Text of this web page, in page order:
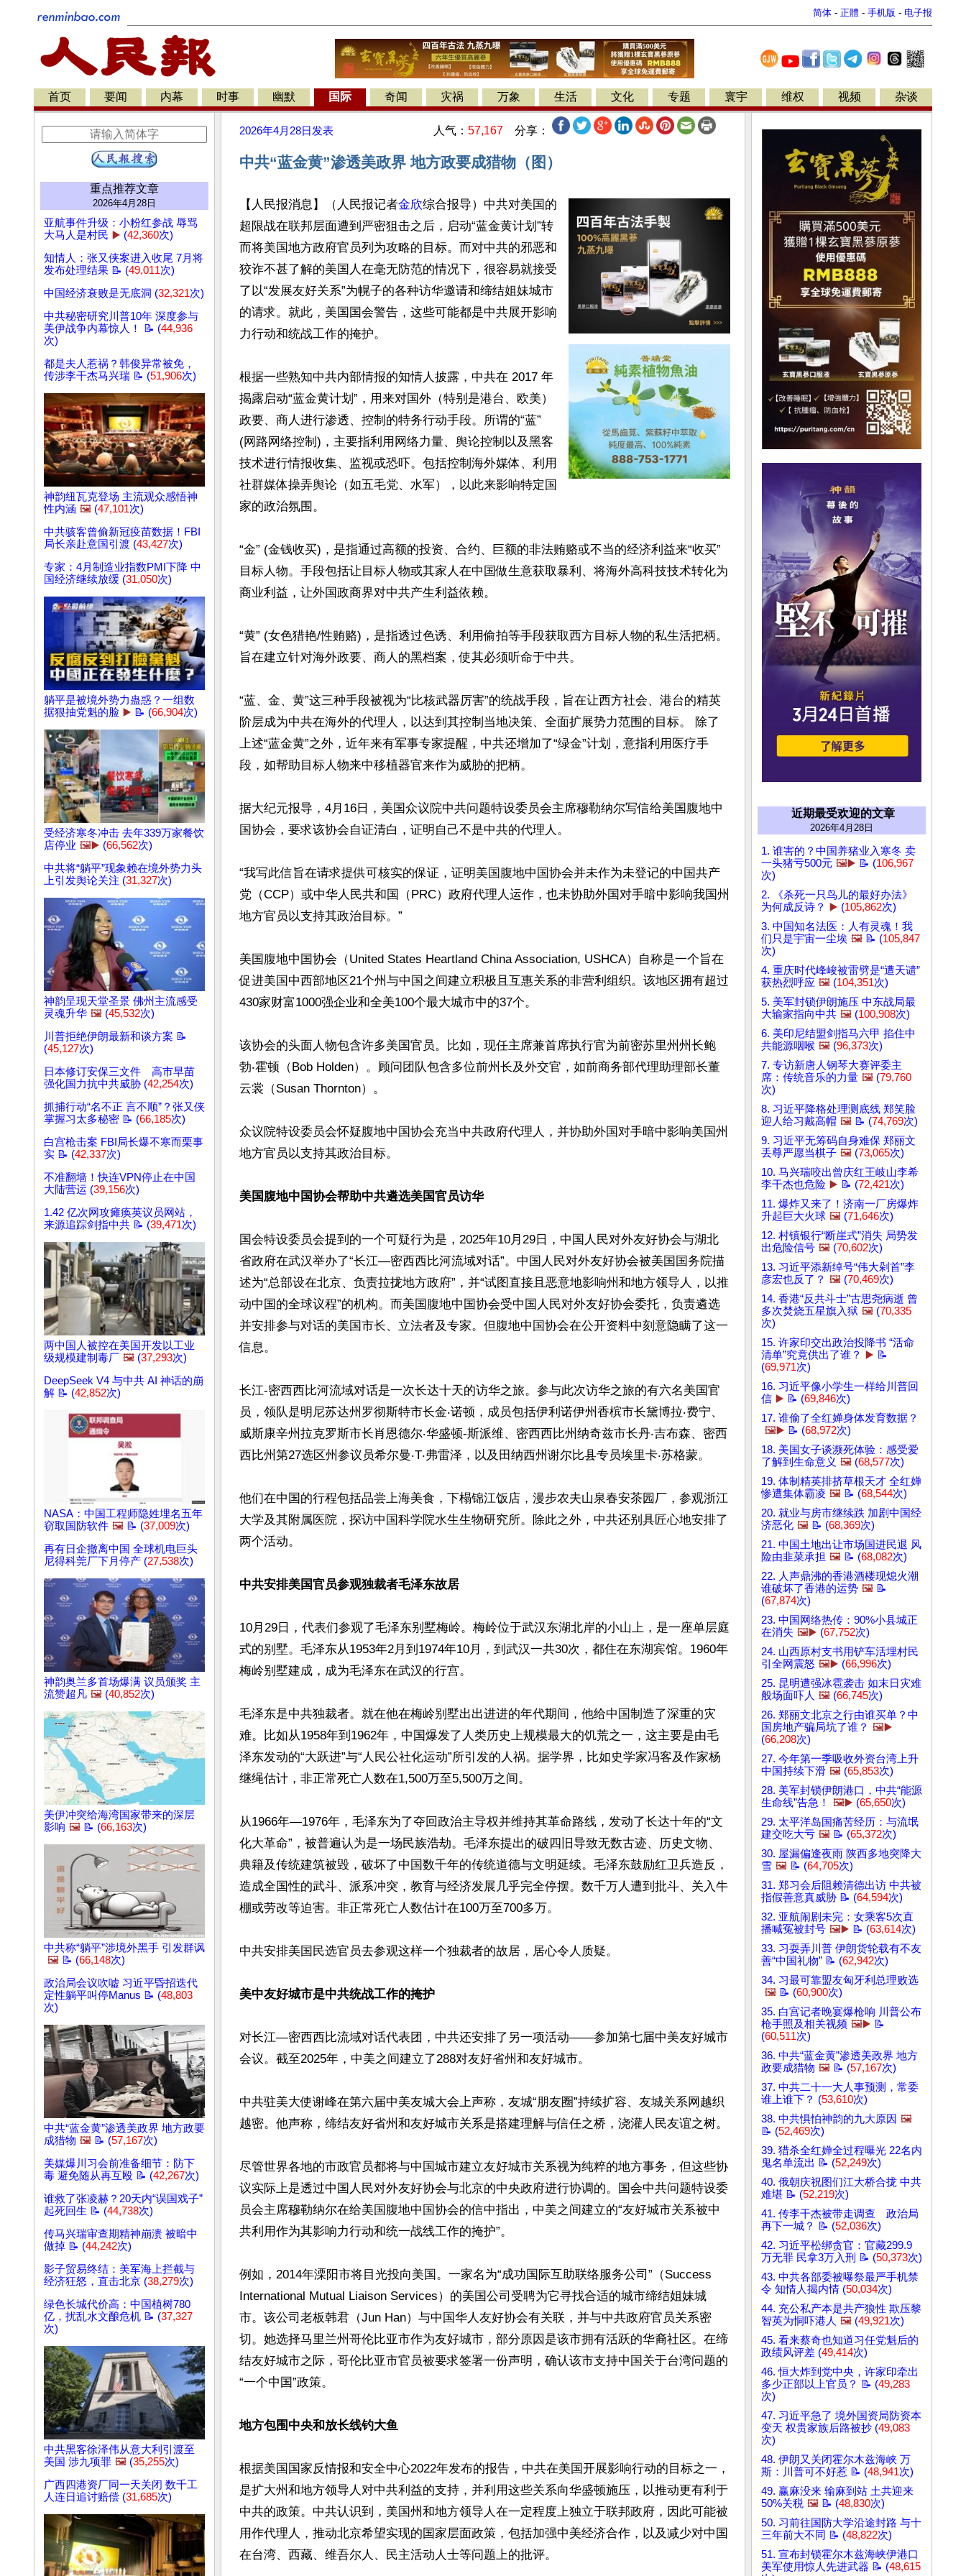
简体 - 正體 - 手机版 - 电子报
首页 要闻 内幕 时事 幽默 国际 奇闻 灾祸 万象 生活 文化 专题 寰宇 维权 视频 杂谈
重点推荐文章
2026年4月28日
亚航事件升级：小粉红参战 辱骂
大马人是村民 ▶️ (42,360次)
知情人：张又侠案进入收尾 7月将
发布处理结果 📝 (49,011次)
中国经济衰败是无底洞 (32,321次)
中共秘密研究川普10年 深度参与
美伊战争内幕惊人！ 📝 (44,936
次)
都是夫人惹祸？韩俊异常被免，
传涉李干杰马兴瑞 📝 (51,906次)
神韵纽瓦克登场 主流观众感悟神
性内涵 🖼️ (47,101次)
中共骇客曾偷新冠疫苗数据！FBI
局长亲赴意国引渡 (43,427次)
专家：4月制造业指数PMI下降 中
国经济继续放缓 (31,050次)
躺平是被境外势力蛊惑？一组数
据狠抽党魁的脸 ▶️ 📝 (66,904次)
受经济寒冬冲击 去年339万家餐饮
店停业 🖼️▶️ (66,562次)
中共将“躺平”现象赖在境外势力头
上引发舆论关注 (31,327次)
神韵呈现天堂圣景 佛州主流感受
灵魂升华 🖼️ (45,532次)
川普拒绝伊朗最新和谈方案 📝
(45,127次)
日本修订安保三文件 高市早苗
强化国力抗中共威胁 (42,254次)
抓捕行动“名不正 言不顺”？张又侠
掌握习太多秘密 📝 (66,185次)
白宫枪击案 FBI局长爆不寒而栗事
实 📝 (42,337次)
不准翻墙！快连VPN停止在中国
大陆营运 (39,156次)
1.42 亿次网攻瘫痪英议员网站，
来源追踪剑指中共 📝 (39,471次)
两中国人被控在美国开发以工业
级规模建制毒厂 🖼️ (37,293次)
DeepSeek V4 与中共 AI 神话的崩
解 📝 (42,852次)
NASA：中国工程师隐姓埋名五年
窃取国防软件 🖼️ 📝 (37,009次)
再有日企撤离中国 全球机电巨头
尼得科莞厂下月停产 (27,538次)
神韵奥兰多首场爆满 议员颁奖 主
流赞超凡 🖼️ (40,852次)
美伊冲突给海湾国家带来的深层
影响 🖼️ 📝 (66,163次)
中共称“躺平”涉境外黑手 引发群讽
🖼️ 📝 (66,148次)
政治局会议吹嘘 习近平昏招迭代
定性躺平叫停Manus 📝 (48,803
次)
中共“蓝金黄”渗透美政界 地方政要
成猎物 🖼️ 📝 (57,167次)
美媒爆川习会前准备细节：防下
毒 避免随从再互殴 📝 (42,267次)
谁救了张凌赫？20天内“误国戏子”
起死回生 📝 (44,738次)
传马兴瑞审查期精神崩溃 被暗中
做掉 📝 (44,242次)
影子贸易终结：美军海上拦截与
经济狂怒，直击北京 (38,279次)
绿色长城代价高：中国植树780
亿，扰乱水文酿危机 📝 (37,327
次)
中共黑客徐泽伟从意大利引渡至
美国 涉九项罪 🖼️ (35,255次)
广西四港资厂同一天关闭 数千工
人连日追讨赔偿 (31,685次)
2026年4月28日 发表 人气： 57,167 分享：
中共“蓝金黄”渗透美政界 地方政要成猎物（图）
【人民报消息】（人民报记者金欣综合报导）中共对美国的
超限战在联邦层面遭到严密狙击之后，启动“蓝金黄计划”转
而将美国地方政府官员列为攻略的目标。而对中共的邪恶和
狡诈不甚了解的美国人在毫无防范的情况下，很容易就接受
了以“发展友好关系”为幌子的各种访华邀请和缔结姐妹城市
的请求。就此，美国国会警告，这些可能都是中共展开影响
力行动和统战工作的掩护。
根据一些熟知中共内部情报的知情人披露，中共在 2017 年
揭露启动“蓝金黄计划”，用来对国外（特别是港台、欧美）
政要、商人进行渗透、控制的特务行动手段。所谓的“蓝”
(网路网络控制)，主要指利用网络力量、舆论控制以及黑客
技术进行情报收集、监视或恐吓。包括控制海外媒体、利用
社群媒体操弄舆论（如五毛党、水军），以此来影响特定国
家的政治氛围。
“金” (金钱收买)，是指通过高额的投资、合约、巨额的非法贿赂或不当的经济利益来“收买”
目标人物。手段包括让目标人物或其家人在中国做生意获取暴利、将海外高科技技术转化为
商业利益，让外国政商界对中共产生利益依赖。
“黄” (女色猎艳/性贿赂)，是指透过色诱、利用偷拍等手段获取西方目标人物的私生活把柄。
旨在建立针对海外政要、商人的黑档案，使其必须听命于中共。
“蓝、金、黄”这三种手段被视为“比核武器厉害”的统战手段，旨在让西方社会、港台的精英
阶层成为中共在海外的代理人，以达到其控制当地决策、全面扩展势力范围的目标。 除了
上述“蓝金黄”之外，近年来有军事专家提醒，中共还增加了“绿金”计划，意指利用医疗手
段，如帮助目标人物来中移植器官来作为威胁的把柄。
据大纪元报导，4月16日，美国众议院中共问题特设委员会主席穆勒纳尔写信给美国腹地中
国协会，要求该协会自证清白，证明自己不是中共的代理人。
“我写此信旨在请求提供可核实的保证，证明美国腹地中国协会并未作为未登记的中国共产
党（CCP）或中华人民共和国（PRC）政府代理人运作，也未协助外国对手暗中影响我国州
地方官员以支持其政治目标。”
美国腹地中国协会（United States Heartland China Association, USHCA）自称是一个旨在
促进美国中西部地区21个州与中国之间建立积极且互惠关系的非营利组织。该地区拥有超过
430家财富1000强企业和全美100个最大城市中的37个。
该协会的头面人物包含许多美国官员。比如，现任主席兼首席执行官为前密苏里州州长鲍
勃‧霍顿（Bob Holden）。顾问团队包含多位前州长及外交官，如前商务部代理助理部长董
云裳（Susan Thornton）。
众议院特设委员会怀疑腹地中国协会充当中共政府代理人，并协助外国对手暗中影响美国州
地方官员以支持其政治目标。
美国腹地中国协会帮助中共遴选美国官员访华
国会特设委员会提到的一个可疑行为是，2025年10月29日，中国人民对外友好协会与湖北
省政府在武汉举办了“长江—密西西比河流域对话”。中国人民对外友好协会被美国国务院描
述为“总部设在北京、负责拉拢地方政府”，并“试图直接且恶意地影响州和地方领导人，以推
动中国的全球议程”的机构。而美国腹地中国协会受中国人民对外友好协会委托，负责遴选
并安排参与对话的美国市长、立法者及专家。但腹地中国协会在公开资料中刻意隐瞒了这一
信息。
长江-密西西比河流域对话是一次长达十天的访华之旅。参与此次访华之旅的有六名美国官
员，领队是明尼苏达州罗彻斯特市长金‧诺顿，成员包括伊利诺伊州香槟市长黛博拉‧费宁、
威斯康辛州拉克罗斯市长肖恩德尔‧华盛顿-斯派维、密西西比州纳奇兹市长丹‧吉布森、密西
西比州第27选区州参议员希尔曼‧T‧弗雷泽，以及田纳西州谢尔比县专员埃里卡‧苏格蒙。
他们在中国的行程包括品尝上海美食，下榻锦江饭店，漫步农夫山泉春安茶园厂，参观浙江
大学及其附属医院，探访中国科学院水生生物研究所。除此之外，中共还别具匠心地安排了
两个活动。
中共安排美国官员参观独裁者毛泽东故居
10月29日，代表们参观了毛泽东别墅梅岭。梅岭位于武汉东湖北岸的小山上，是一座单层庭
式的别墅。毛泽东从1953年2月到1974年10月，到武汉一共30次，都住在东湖宾馆。1960年
梅岭别墅建成，成为毛泽东在武汉的行宫。
毛泽东是中共独裁者。就在他在梅岭别墅出出进进的年代期间，他给中国制造了深重的灾
难。比如从1958年到1962年，中国爆发了人类历史上规模最大的饥荒之一，这主要是由毛
泽东发动的“大跃进”与“人民公社化运动”所引发的人祸。据学界，比如史学家冯客及作家杨
继绳估计，非正常死亡人数在1,500万至5,500万之间。
从1966年—1976年，毛泽东为了夺回政治主导权并维持其革命路线，发动了长达十年的“文
化大革命”，被普遍认为是一场民族浩劫。毛泽东提出的破四旧导致无数古迹、历史文物、
典籍及传统建筑被毁，破坏了中国数千年的传统道德与文明延续。毛泽东鼓励红卫兵造反，
造成全国性的武斗、派系冲突，教育与经济发展几乎完全停摆。数千万人遭到批斗、关入牛
棚或劳改等迫害。非正常死亡人数估计在100万至700多万。
中共安排美国民选官员去参观这样一个独裁者的故居，居心令人质疑。
美中友好城市是中共统战工作的掩护
对长江—密西西比流域对话代表团，中共还安排了另一项活动——参加第七届中美友好城市
会议。截至2025年，中美之间建立了288对友好省州和友好城市。
中共驻美大使谢峰在第六届中美友城大会上声称，友城“朋友圈”持续扩容、友城关系网越织
越密。他声称，缔结友好省州和友好城市关系是搭建理解与信任之桥，浇灌人民友谊之树。
尽管世界各地的市政官员都将与中国城市建立友好城市关系视为纯粹的地方事务，但这些协
议实际上是透过中国人民对外友好协会与北京的中央政府进行协调的。国会中共问题特设委
员会主席穆勒纳尔在给美国腹地中国协会的信中指出，中美之间建立的“友好城市关系被中
共利用作为其影响力行动和统一战线工作的掩护”。
例如，2014年溧阳市将目光投向美国。一家名为“成功国际互助联络服务公司”（Success
International Mutual Liaison Services）的美国公司受聘为它寻找合适的城市缔结姐妹城
市。该公司老板韩君（Jun Han）与中国华人友好协会有关联，并与中共政府官员关系密
切。她选择马里兰州哥伦比亚市作为友好城市，部分原因是该市拥有活跃的华裔社区。在缔
结友好城市之际，哥伦比亚市官员被要求签署一份声明，确认该市支持中国关于台湾问题的
“一个中国”政策。
地方包围中央和放长线钓大鱼
根据美国国家反情报和安全中心2022年发布的报告，中共在美国开展影响行动的目标之一，
是扩大州和地方领导人对中共利益的支持，并利用这些关系向华盛顿施压，以推动更有利于
中共的政策。中共认识到，美国州和地方领导人在一定程度上独立于联邦政府，因此可能被
用作代理人，推动北京希望实现的国家层面政策，包括加强中美经济合作，以及减少对中国
在台湾、西藏、维吾尔人、民主活动人士等问题上的批评。
近期最受欢迎的文章
2026年4月28日
1. 谁害的？中国养猪业入寒冬 卖
一头猪亏500元 🖼️▶️ 📝 (106,967
次)
2. 《杀死一只鸟儿的最好办法》
为何成反诗？
▶️ (105,862次)
3. 中国知名法医：人有灵魂！我
们只是宇宙一尘埃 🖼️ 📝 (105,847
次)
4. 重庆时代峰峻被雷劈是“遭天谴”
获热烈呼应 🖼️ (104,351次)
5. 美军封锁伊朗施压 中东战局最
大输家指向中共 🖼️ (100,908次)
6. 美印尼结盟剑指马六甲 掐住中
共能源咽喉 🖼️ (96,373次)
7. 专访新唐人钢琴大赛评委主
席：传统音乐的力量 🖼️ (79,760
次)
8. 习近平降格处理测底线 郑笑脸
迎人给习戴高帽 🖼️ 📝 (74,769次)
9. 习近平无筹码自身难保 郑丽文
丢尊严愿当棋子 🖼️ (73,065次)
10. 马兴瑞咬出曾庆红王岐山李希
李干杰也危险 ▶️ 📝 (72,421次)
11. 爆炸又来了！济南一厂房爆炸
升起巨大火球 🖼️ (71,646次)
12. 村镇银行“断崖式”消失 局势发
出危险信号 🖼️ (70,602次)
13. 习近平添新绰号“伟大剁首”李
彦宏也反了？ 🖼️ (70,469次)
14. 香港“反共斗士”古思尧病逝 曾
多次焚烧五星旗入狱 🖼️ (70,335
次)
15. 许家印交出政治投降书 “活命
清单”究竟供出了谁？
▶️ 📝
(69,971次)
16. 习近平像小学生一样给川普回
信 ▶️ 📝 (69,846次)
17. 谁偷了全红婵身体发育数据？
🖼️▶️ 📝 (68,972次)
18. 美国女子谈濒死体验：感受爱
了解到生命意义 🖼️ (68,577次)
19. 体制精英排挤草根天才 全红婵
惨遭集体霸凌 🖼️ 📝 (68,544次)
20. 就业与房市继续跌 加剧中国经
济恶化 🖼️ 📝 (68,369次)
21. 中国土地出让市场国进民退 风
险由韭菜承担 🖼️ 📝 (68,082次)
22. 人声鼎沸的香港酒楼现熄火潮
谁破坏了香港的运势 🖼️ 📝
(67,874次)
23. 中国网络热传：90%小县城正
在消失 🖼️▶️ (67,752次)
24. 山西原村支书用铲车活埋村民
引全网震怒 🖼️▶️ (66,996次)
25. 昆明遭强冰雹袭击 如末日灾难
般场面吓人 🖼️ (66,745次)
26. 郑丽文北京之行由谁买单？中
国房地产骗局坑了谁？ 🖼️▶️
(66,208次)
27. 今年第一季吸收外资台湾上升
中国持续下滑 🖼️ (65,853次)
28. 美军封锁伊朗港口，中共“能源
生命线”告急！
🖼️▶️ (65,650次)
29. 太平洋岛国痛苦经历：与流氓
建交吃大亏 🖼️ 📝 (65,372次)
30. 屋漏偏逢夜雨 陕西多地突降大
雪 🖼️ 📝 (64,705次)
31. 郑习会后阻赖清德出访 中共被
指假善意真威胁 📝 (64,594次)
32. 亚航闹剧未完：女乘客5次直
播喊冤被封号 🖼️▶️ 📝 (63,614次)
33. 习耍弄川普 伊朗货轮载有不友
善“中国礼物” 📝 (62,942次)
34. 习最可靠盟友匈牙利总理败选
🖼️ 📝 (60,900次)
35. 白宫记者晚宴爆枪响 川普公布
枪手照及相关视频 🖼️▶️ 📝
(60,511次)
36. 中共“蓝金黄”渗透美政界 地方
政要成猎物 🖼️ 📝 (57,167次)
37. 中共二十一大人事预测，常委
谁上谁下？ (53,610次)
38. 中共惧怕神韵的九大原因 🖼️
📝 (52,469次)
39. 猎杀全红婵全过程曝光 22名内
鬼名单流出 📝 (52,249次)
40. 俄朝庆祝图们江大桥合拢 中共
难堪 📝 (52,219次)
41. 传李干杰被带走调查 政治局
再下一城？ 📝 (52,036次)
42. 习近平松绑贪官：官藏299.9
万无罪 民拿3万入刑 📝 (50,373次)
43. 中共各部委被曝祭最严手机禁
令 知情人揭内情 (50,034次)
44. 充公私产本是共产狼性 欺压黎
智英为恫吓港人 🖼️ (49,921次)
45. 看来蔡奇也知道习任党魁后的
政绩风评差 (49,414次)
46. 恒大炸到党中央，许家印牵出
多少正部以上官员？ 📝 (49,283
次)
47. 习近平急了 境外国资局防资本
变天 权贵家族后路被抄 (49,083
次)
48. 伊朗又关闭霍尔木兹海峡 万
斯：川普可不好惹 📝 (48,941次)
49. 赢麻没来 输麻到站 土共迎来
50%关税 🖼️ 📝 (48,830次)
50. 习前往国防大学沿途封路 与十
三年前大不同 📝 (48,822次)
51. 宣布封锁霍尔木兹海峡伊港口
美军使用惊人先进武器 📝 (48,615